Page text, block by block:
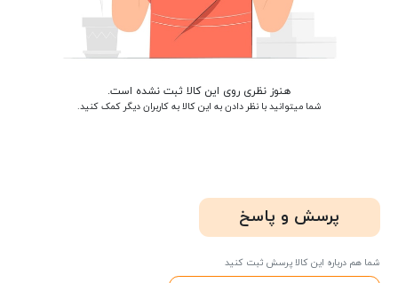
هنوز نظری روی این کالا ثبت نشده است.
شما میتوانید با نظر دادن به این کالا به کاربران دیگر کمک کنید.
پرسش و پاسخ
شما هم درباره این کالا پرسش ثبت کنید